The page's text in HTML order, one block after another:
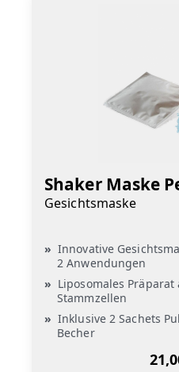
Shaker Maske
Gesichtsmaske
Innovative
2 Anwendungen
Liposomales
Stammzellen
Inklusive 2 Sachets
Becher